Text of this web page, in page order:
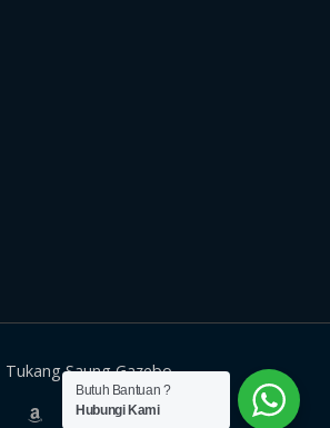
Tukang Saung Gazebo
Butuh Bantuan ?
Hubungi Kami